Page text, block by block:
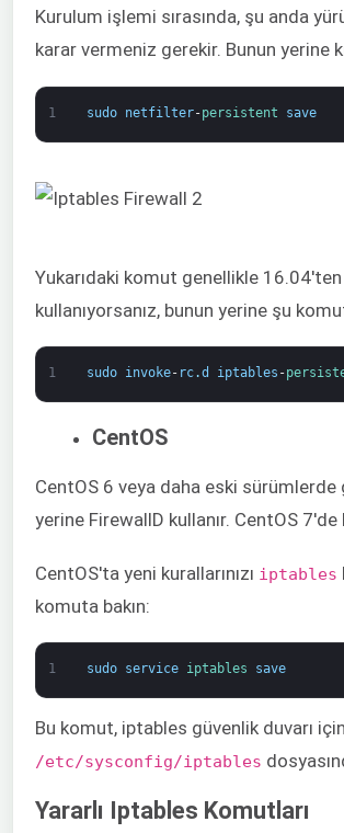
Kurulum işlemi sırasında, şu anda
karar vermeniz gerekir. Bunun yerine
1 sudo netfilter-persistent save
Yukarıdaki komut genellikle
kullanıyorsanız, bunun yerine şu
1 sudo invoke- rc.d iptables -
CentOS
CentOS 6 veya daha eski sürümlerde
yerine FirewallD kullanır. CentOS
CentOS'ta yeni kurallarınızı ​iptables
komuta bakın:
1 sudo service iptables save
Bu komut, iptables güvenlik duvarı
/etc/sysconfig/iptables​
Yararlı Iptables Komutları